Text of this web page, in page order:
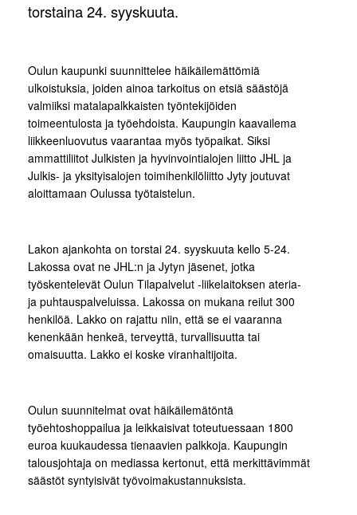
torstaina 24. syyskuuta.
Oulun kaupunki suunnittelee häikäilemättömiä
ulkoistuksia, joiden ainoa tarkoitus on etsiä säästöjä
valmiiksi matalapalkkaisten työntekijöiden
toimeentulosta ja työehdoista. Kaupungin kaavailema
liikkeenluovutus vaarantaa myös työpaikat. Siksi
ammattiliitot Julkisten ja hyvinvointialojen liitto JHL ja
Julkis- ja yksityisalojen toimihenkilöliitto Jyty joutuvat
aloittamaan Oulussa työtaistelun.
Lakon ajankohta on torstai 24. syyskuuta kello 5-24.
Lakossa ovat ne JHL:n ja Jytyn jäsenet, jotka
työskentelevät Oulun Tilapalvelut -liikelaitoksen ateria-
ja puhtauspalveluissa. Lakossa on mukana reilut 300
henkilöä. Lakko on rajattu niin, että se ei vaaranna
kenenkään henkeä, terveyttä, turvallisuutta tai
omaisuutta. Lakko ei koske viranhaltijoita.
Oulun suunnitelmat ovat häikäilemätöntä
työehtoshoppailua ja leikkaisivat toteutuessaan 1800
euroa kuukaudessa tienaavien palkkoja. Kaupungin
talousjohtaja on mediassa kertonut, että merkittävimmät
säästöt syntyisivät työvoimakustannuksista.